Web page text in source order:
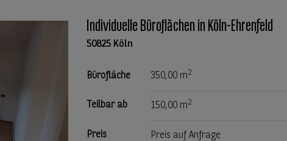
Individuelle Büroflächen in Köln-Ehrenfeld
50825 Köln
Bürofläche 350,00 m2
Teilbar ab 150,00 m2
Preis Preis auf Anfrage